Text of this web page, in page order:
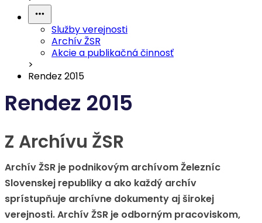
Služby verejnosti
Archív ŽSR
Akcie a publikačná činnosť
>
Rendez 2015
Rendez 2015
Z Archívu ŽSR
Archív ŽSR je podnikovým archívom Železníc
Slovenskej republiky a ako každý archív
sprístupňuje archívne dokumenty aj širokej
verejnosti. Archív ŽSR je odborným pracoviskom,